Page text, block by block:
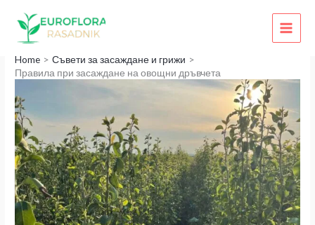
content
Home
Съвети за засаждане и грижи
Правила при засаждане на овощни дръвчета